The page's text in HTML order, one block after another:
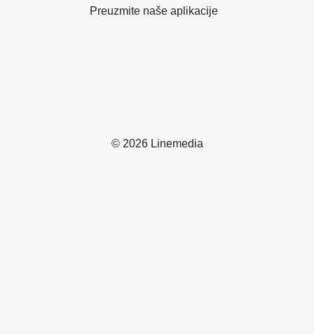
© 2026 Linemedia
Preuzmite naše aplikacije